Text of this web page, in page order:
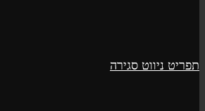
תפריט ניווט סגירה